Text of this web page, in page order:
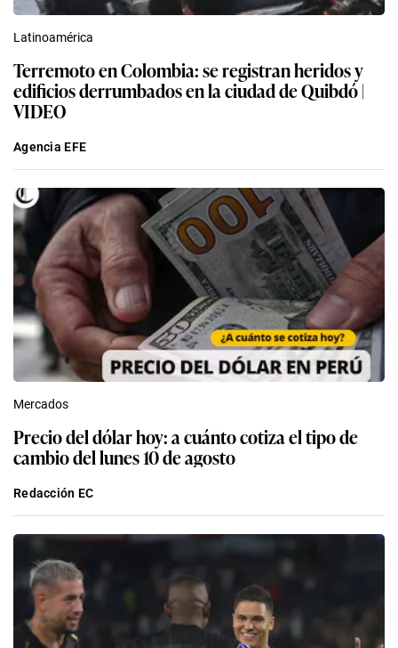
Latinoamérica
Terremoto en Colombia: se registran heridos y
edificios derrumbados en la ciudad de Quibdó |
VIDEO
Agencia EFE
Mercados
Precio del dólar hoy: a cuánto cotiza el tipo de
cambio del lunes 10 de agosto
Redacción EC